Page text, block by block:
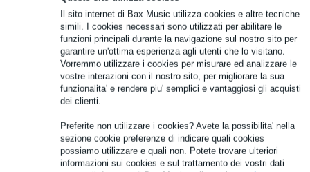
Il sito internet di Bax Music utilizza cookies e altre tecniche
simili. I cookies necessari sono utilizzati per abilitare le
funzioni principali durante la navigazione sul nostro sito per
garantire un'ottima esperienza agli utenti che lo visitano.
Vorremmo utilizzare i cookies per misurare ed analizzare le
vostre interazioni con il nostro sito, per migliorare la sua
funzionalita' e rendere piu' semplici e vantaggiosi gli acquisti
dei clienti.
Preferite non utilizzare i cookies? Avete la possibilita' nella
sezione cookie preferenze di indicare quali cookies
possiamo utilizzare e quali non. Potete trovare ulteriori
informazioni sui cookies e sul trattamento dei vostri dati
106,95 € di premio
Informazioni sul prodotto
Allen & Heath DX164-W
Ingressi Mic/Line: XLR bilanciati con preamplificatore,
alimentazione phantom +48V
sensibilità d'ingresso: da -60 a +15dBu
Specifiche complete